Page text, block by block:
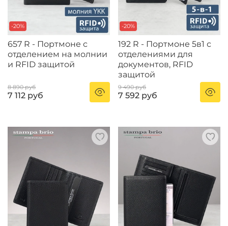
-20%
657 R - Портмоне с
отделением на молнии
и RFID защитой
8 890 руб
7 112 руб
-20%
192 R - Портмоне 5в1 с
отделениями для
документов, RFID
защитой
9 490 руб
7 592 руб